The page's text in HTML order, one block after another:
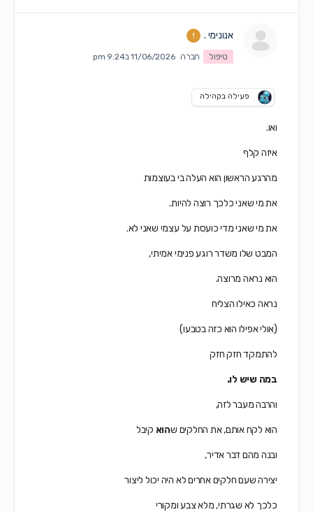
אנונימי .
טיפול חברה 11/06/2026 ב9:24 pm
פעילה בקהילה
ואו.
איזה קלף
מהרגע הראשון הוא העלה בי בעוצמות
את מי שאני כלכך רוצה להיות.
את מי שאני מדי כועסת על עצמי שאני לא.
המבט שלו משדר רוגע פנימי אמיתי,
הוא נראה מרוצה.
נראה כאילו הצליח
(אולי אפילו הוא כזה בטבעו)
להתמקד חזק חזק
במה שיש לו.
והרבה מעבר לזה,
הוא לקח אותם, את החלקים שהוא קיבל
ובנה מהם דבר אדיר,
יצירה שעם חלקים אחרים לא היה יכול ליצור
כלכך לא שגרתי, מלא צבע ומקורי